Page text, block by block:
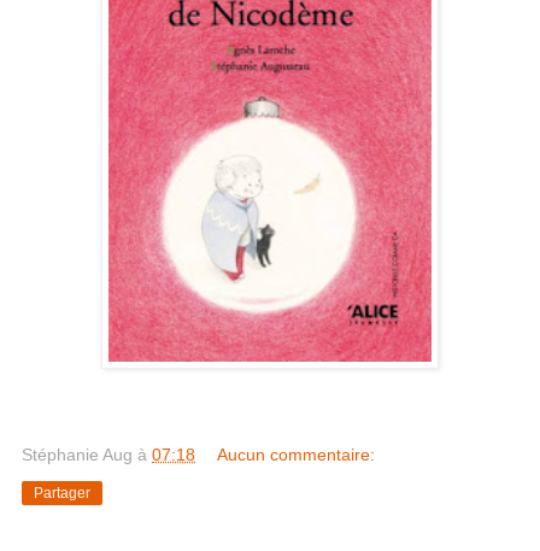
Stéphanie Aug à 07:18 Aucun commentaire:
Partager